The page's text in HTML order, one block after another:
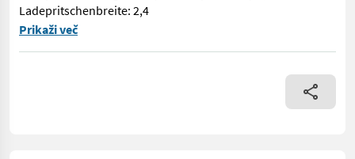
Ladepritschenbreite: 2,4
Herzlich willkommen! Ich präsentiere Ihnen einen
Prikaži več